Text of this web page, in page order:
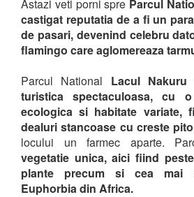
Astazi veti porni spre Parcul
castigat reputatia de a fi un
de pasari, devenind celebru
flamingo care aglomereaza
Parcul National Lacul
turistica spectaculoasa, cu
ecologica si habitate variate,
dealuri stancoase cu creste
locului un farmec aparte.
vegetatie unica, aici fiind
plante precum si cea mai
Euphorbia din Africa.